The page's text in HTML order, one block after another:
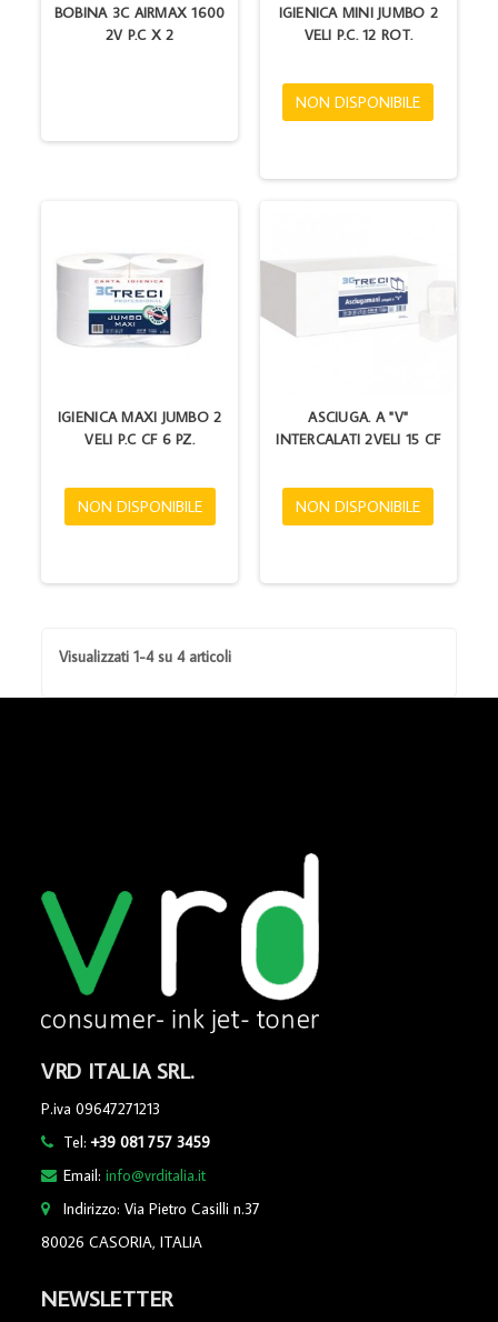
BOBINA 3C AIRMAX 1600
2V P.C X 2
IGIENICA MINI JUMBO 2
VELI P.C. 12 ROT.
NON DISPONIBILE
IGIENICA MAXI JUMBO 2
VELI P.C CF 6 PZ.
NON DISPONIBILE
ASCIUGA. A "V"
INTERCALATI 2VELI 15 CF
NON DISPONIBILE
Visualizzati 1-4 su 4 articoli
VRD ITALIA SRL.
P.iva 09647271213
Tel:+39 081 757 3459
Email:info@vrditalia.it
Indirizzo: Via Pietro Casilli n.37
80026 CASORIA, ITALIA
NEWSLETTER